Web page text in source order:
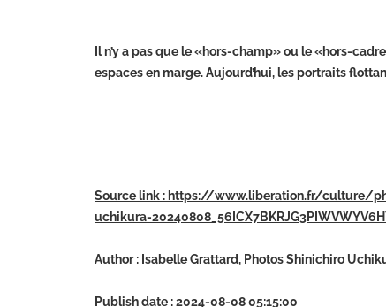
Il n’y a pas que le «hors-champ» ou le «hors-
espaces en marge. Aujourd’hui, les portraits
Source link : https://www.liberation.fr/culture/
uchikura-
Author : Isabelle Grattard, Photos Shinichiro
Publish date : 2024-08-08 05:15:00